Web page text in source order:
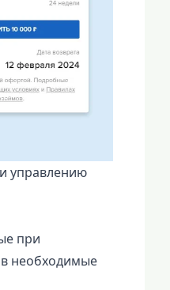
управлению
при
необходимые